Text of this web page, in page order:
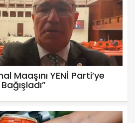
Maaşını YENİ Parti’ye
Bağışladı”